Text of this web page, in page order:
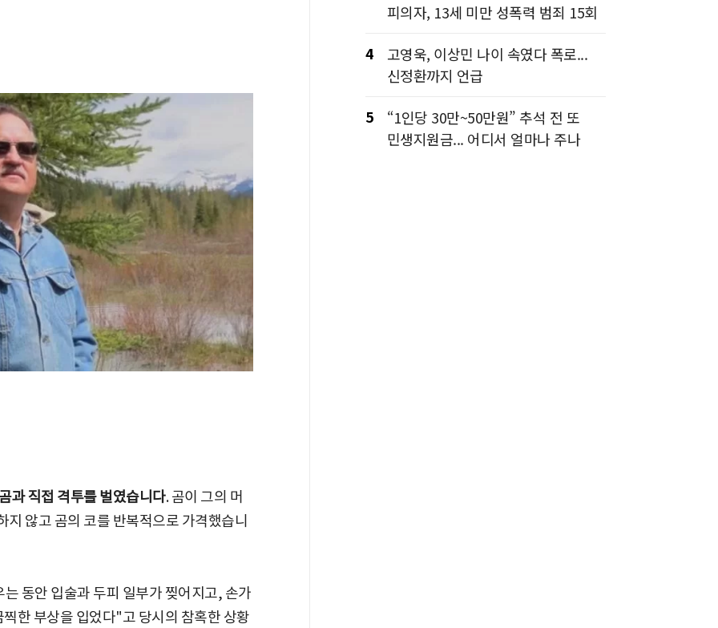
과 직접 격투를 벌였습니다. 곰이 그의 머
않고 곰의 코를 반복적으로 가격했습니
동안 입술과 두피 일부가 찢어지고, 손가
한 부상을 입었다"고 당시의 참혹한 상황
피의자, 13세 미만 성폭력 범죄 15회
4
고영욱, 이상민 나이 속였다 폭로...
신정환까지 언급
5
“1인당 30만~50만원” 추석 전 또
민생지원금... 어디서 얼마나 주나